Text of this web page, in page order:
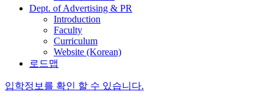
Dept. of Advertising & PR
Introduction
Faculty
Curriculum
Website (Korean)
로드맵
입학정보를 확인 할 수 있습니다.